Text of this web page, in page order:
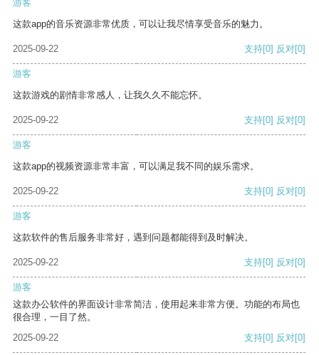
游客
这款app的音乐资源非常优质，可以让我尽情享受音乐的魅力。
2025-09-22 支持[0] 反对[0]
游客
这款游戏的剧情非常感人，让我久久不能忘怀。
2025-09-22 支持[0] 反对[0]
游客
这款app的视频资源非常丰富，可以满足我不同的娱乐需求。
2025-09-22 支持[0] 反对[0]
游客
这款软件的售后服务非常好，遇到问题都能得到及时解决。
2025-09-22 支持[0] 反对[0]
游客
这款办公软件的界面设计非常简洁，使用起来非常方便。功能的布局也
很合理，一目了然。
2025-09-22
支持[0] 反对[0]